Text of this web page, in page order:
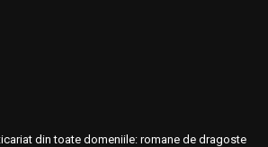
din toate domeniile: romane de dragoste